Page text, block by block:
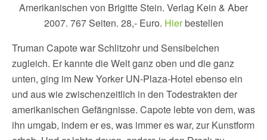
Amerikanischen von Brigitte Stein. Verlag Kein & Aber
2007. 767 Seiten. 28,- Euro. Hierbestellen
Truman Capote war Schlitzohr und Sensibelchen
zugleich. Er kannte die Welt ganz oben und die ganz
unten, ging im New Yorker UN-Plaza-Hotel ebenso ein
und aus wie zwischenzeitlich in den Todestrakten der
amerikanischen Gefängnisse. Capote lebte von dem, was
ihn umgab, indem er es, was immer es war, zur Kunstform